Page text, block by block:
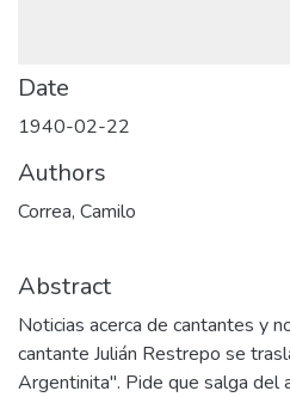
Date
1940-02-22
Authors
Correa, Camilo
Abstract
Noticias acerca de cantantes y
cantante Julián Restrepo se
Argentinita". Pide que salga del